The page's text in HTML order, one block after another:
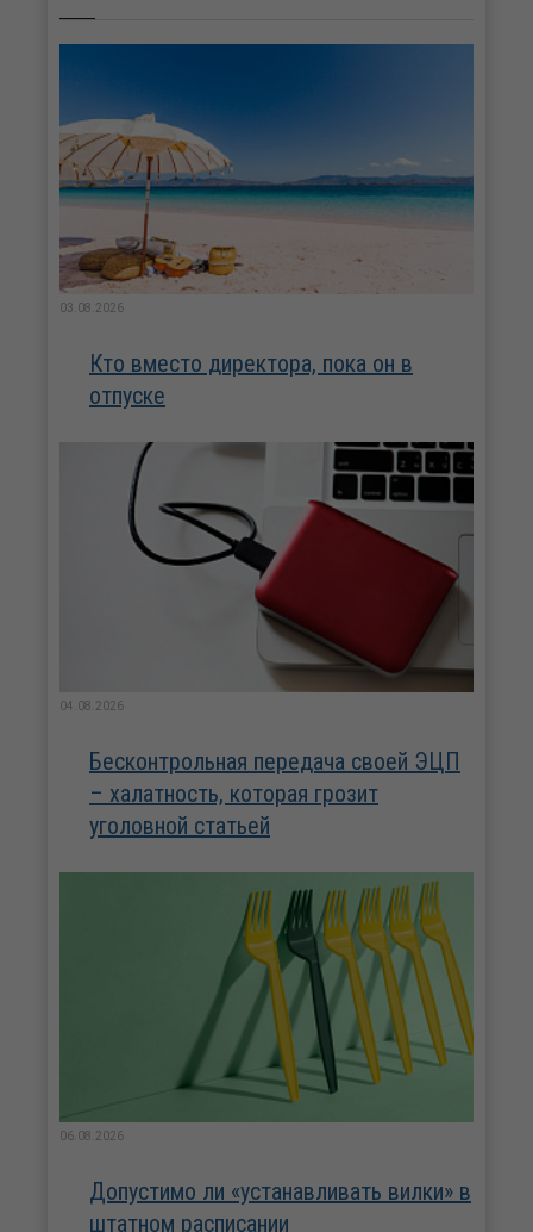
03.08.2026
Кто вместо директора, пока он в
отпуске
04.08.2026
Бесконтрольная передача своей ЭЦП
– халатность, которая грозит
уголовной статьей
06.08.2026
Допустимо ли «устанавливать вилки» в
штатном расписании